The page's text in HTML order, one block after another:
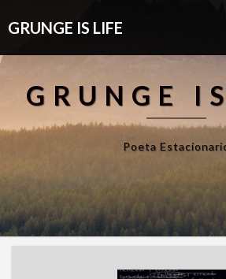
GRUNGE IS LIFE
GRUNGE
Poeta